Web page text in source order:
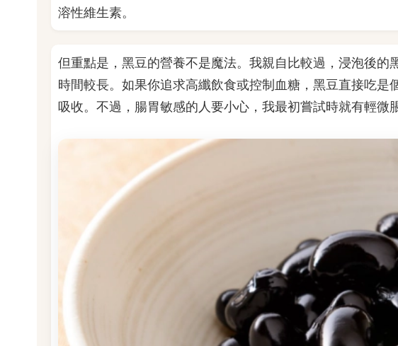
溶性維生素。
但重點是，黑豆的營養不是魔法。我親自比較過，浸泡後的
時間較長。如果你追求高纖飲食或控制血糖，黑豆直接吃是
吸收。不過，腸胃敏感的人要小心，我最初嘗試時就有輕微